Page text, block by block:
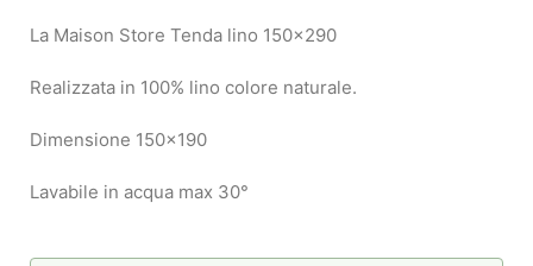
La Maison Store Tenda lino 150×290
Realizzata in 100% lino colore naturale.
Dimensione 150×190
Lavabile in acqua max 30°